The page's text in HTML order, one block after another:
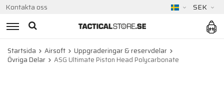
Kontakta oss SEK
Startsida Airsoft
Uppgraderingar & reservdelar
Övriga Delar
ASG Ultimate Piston Head Polycarbonate